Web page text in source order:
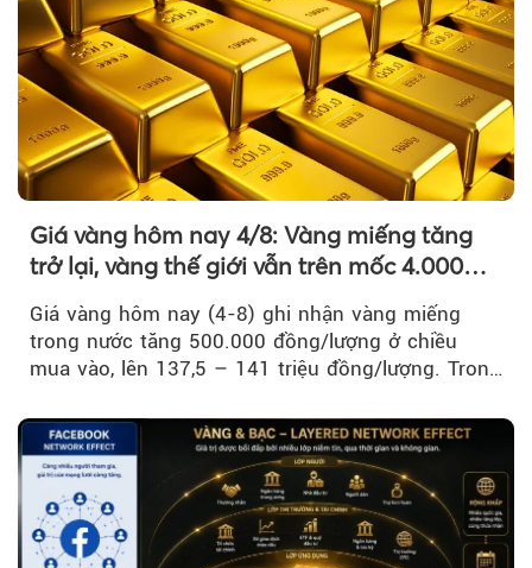
Giá vàng hôm nay 4/8: Vàng miếng tăng
trở lại, vàng thế giới vẫn trên mốc 4.000
Giá vàng hôm nay (4-8) ghi nhận vàng miếng
trong nước tăng 500.000 đồng/lượng ở chiều
mua vào, lên 137,5 – 141 triệu đồng/lượng. Trong
trì trên ngưỡng 4.000 USD/ounce.